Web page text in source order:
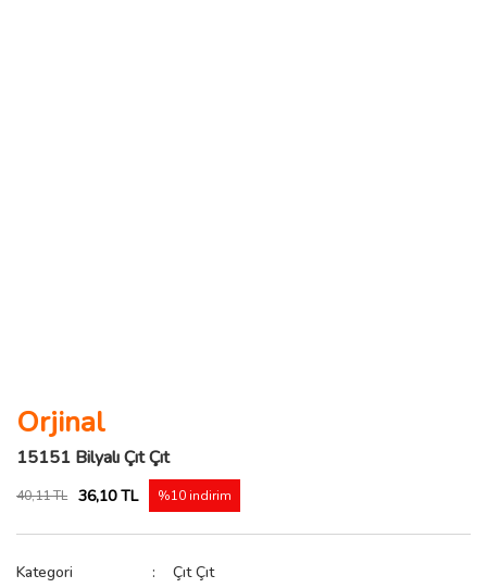
Orjinal
15151 Bilyalı Çıt Çıt
40,11 TL 36,10 TL %10 indirim
Kategori
Çıt Çıt